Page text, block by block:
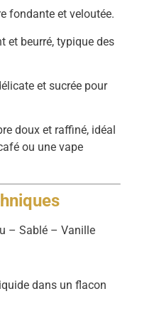
fondante et veloutée.
et beurré, typique des
et sucrée pour
doux et raffiné, idéal
ou une vape
– Sablé – Vanille
dans un flacon